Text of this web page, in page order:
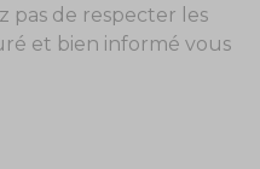
pas de respecter les
et bien informé vous